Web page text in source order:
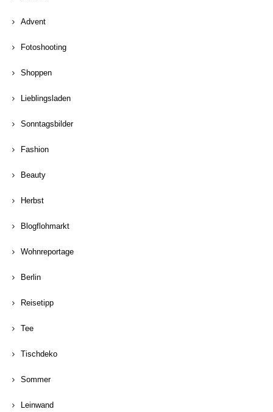
Advent
Fotoshooting
Shoppen
Lieblingsladen
Sonntagsbilder
Fashion
Beauty
Herbst
Blogflohmarkt
Wohnreportage
Berlin
Reisetipp
Tee
Tischdeko
Sommer
Leinwand